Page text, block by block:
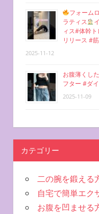
フォーム
ラティス
ィス#体幹
リリース #
2025-11-12
お腹薄くし
フター #ダ
2025-11-09
カテゴリー
二の腕を鍛える
自宅で簡単エク
お腹を凹ませる